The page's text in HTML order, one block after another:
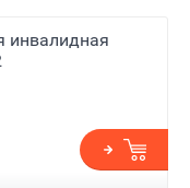
инвалидная